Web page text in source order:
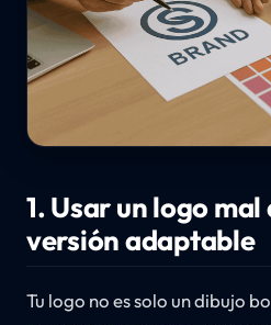
1. Usar un logo
versión adaptable
Tu logo no es solo un dibujo